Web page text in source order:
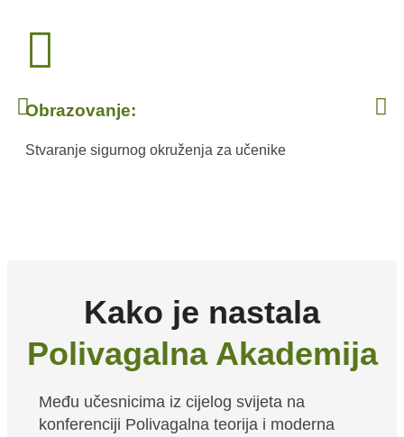
Obrazovanje:
Stvaranje sigurnog okruženja za učenike
Kako je nastala
Polivagalna Akademija
Među učesnicima iz cijelog svijeta na
konferenciji Polivagalna teorija i moderna